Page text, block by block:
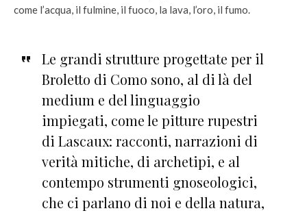
come l’acqua, il fulmine, il fuoco, la lava, l’oro, il fumo.
Le grandi strutture progettate per il
Broletto di Como sono, al di là del
medium e del linguaggio
impiegati, come le pitture rupestri
di Lascaux: racconti, narrazioni di
verità mitiche, di archetipi, e al
contempo strumenti gnoseologici,
che ci parlano di noi e della natura,